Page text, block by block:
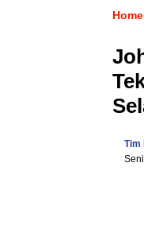
Home
Tim